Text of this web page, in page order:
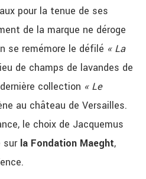
pour la tenue de ses
de la marque ne déroge
se remémore le défilé « La
de champs de lavandes de
collection « Le
au château de Versailles.
le choix de Jacquemus
sur la Fondation Maeght,